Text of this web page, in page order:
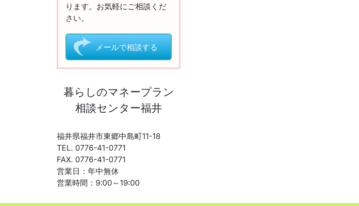
ります。お気軽にご相談くだ
さい。
メールで相談する
暮らしのマネープラン
相談センター福井
福井県福井市東郷中島町11-18
TEL. 0776-41-0771
FAX. 0776-41-0771
営業日：年中無休
営業時間：9:00～19:00